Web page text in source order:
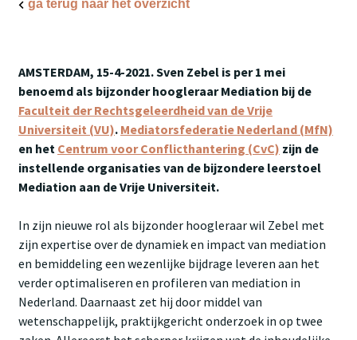
ga terug naar het overzicht
AMSTERDAM, 15-4-2021.Sven Zebel is per 1 mei
benoemd als bijzonder hoogleraar Mediation bij de
Faculteit der Rechtsgeleerdheid van de Vrije
Universiteit (VU). Mediatorsfederatie Nederland (MfN)
en het Centrum voor Conflicthantering (CvC) zijn de
instellende organisaties van de bijzondere leerstoel
Mediation aan de Vrije Universiteit.
In zijn nieuwe rol als bijzonder hoogleraar wil Zebel met
zijn expertise over de dynamiek en impact van mediation
en bemiddeling een wezenlijke bijdrage leveren aan het
verder optimaliseren en profileren van mediation in
Nederland. Daarnaast zet hij door middel van
wetenschappelijk, praktijkgericht onderzoek in op twee